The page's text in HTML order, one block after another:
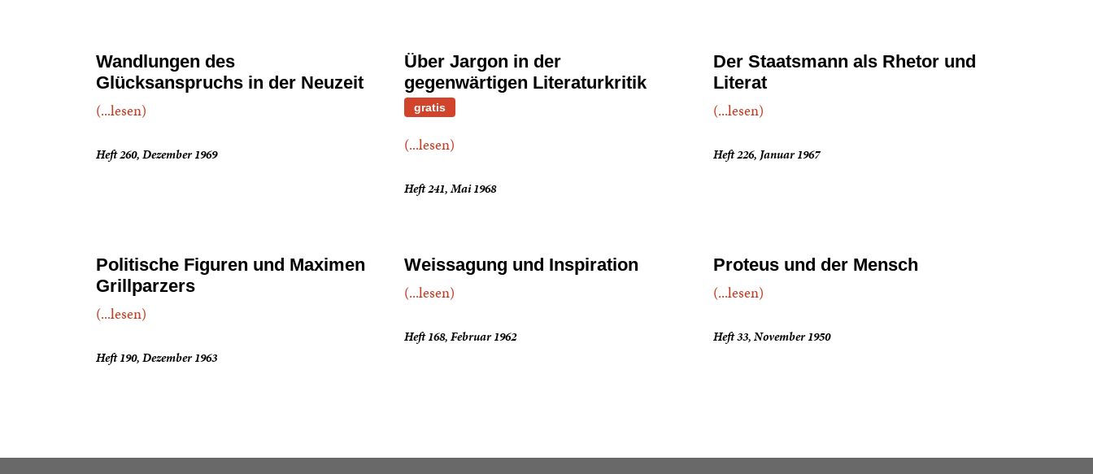
Wandlungen des
Glücksanspruchs in der Neuzeit
(...lesen)
Heft 260, Dezember 1969
Über Jargon in der
gegenwärtigen Literaturkritik
gratis
(...lesen)
Heft 241, Mai 1968
Der Staatsmann als Rhetor und
Literat
(...lesen)
Heft 226, Januar 1967
Politische Figuren und Maximen
Grillparzers
(...lesen)
Heft 190, Dezember 1963
Weissagung und Inspiration
(...lesen)
Heft 168, Februar 1962
Proteus und der Mensch
(...lesen)
Heft 33, November 1950